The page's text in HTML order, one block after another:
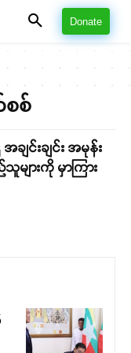
Donate
စ်
အချင်းချင်း အမုန်း
များကို မှာကြား